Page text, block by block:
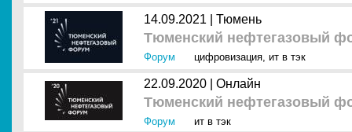
14.09.2021 | Тюмень
Тюменский нефтегазовый
Форум цифровизация, ит в тэк
22.09.2020 | Онлайн
Тюменский нефтегазовый
Форум ит в тэк